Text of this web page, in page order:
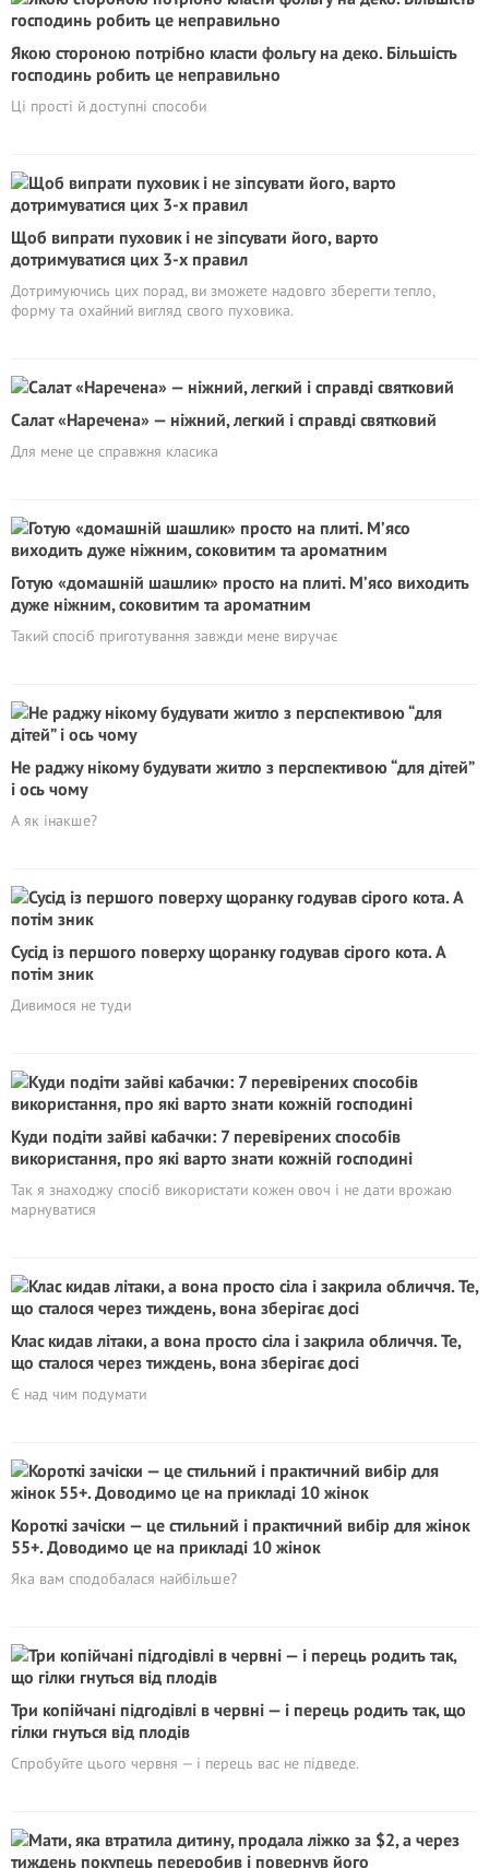
Якою стороною потрібно класти фольгу на деко. Більшість
господинь робить це неправильно
Ці прості й доступні способи
Щоб випрати пуховик і не зіпсувати його, варто
дотримуватися цих 3-х правил
Дотримуючись цих порад, ви зможете надовго зберегти тепло,
форму та охайний вигляд свого пуховика.
Салат «Наречена» — ніжний, легкий і справді святковий
Для мене це справжня класика
Готую «домашній шашлик» просто на плиті. М’ясо виходить
дуже ніжним, соковитим та ароматним
Такий спосіб приготування завжди мене виручає
Не раджу нікому будувати житло з перспективою “для дітей”
і ось чому
А як інакше?
Сусід із першого поверху щоранку годував сірого кота. А
потім зник
Дивимося не туди
Куди подіти зайві кабачки: 7 перевірених способів
використання, про які варто знати кожній господині
Так я знаходжу спосіб використати кожен овоч і не дати врожаю
марнуватися
Клас кидав літаки, а вона просто сіла і закрила обличчя. Те,
що сталося через тиждень, вона зберігає досі
Є над чим подумати
Короткі зачіски — це стильний і практичний вибір для жінок
55+. Доводимо це на прикладі 10 жінок
Яка вам сподобалася найбільше?
Три копійчані підгодівлі в червні — і перець родить так, що
гілки гнуться від плодів
Спробуйте цього червня — і перець вас не підведе.